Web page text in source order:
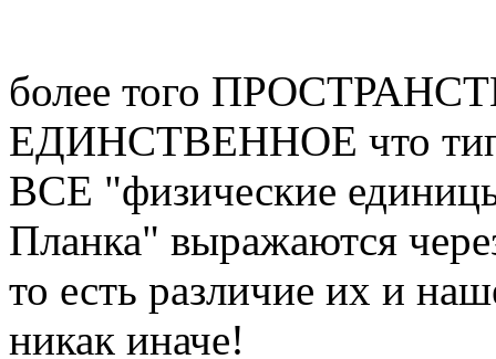
более того
ЕДИНСТВЕННОЕ что
ВСЕ "физические
Планка" выражаются
то есть различие их и
никак иначе!